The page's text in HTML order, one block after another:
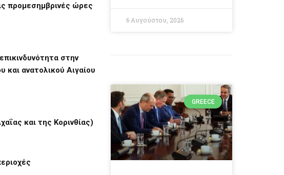
προμεσημβρινές ώρες
στην
και ανατολικού Αιγαίου
και της Κορινθίας)
6 Αυγούστου, 2026
GREECE